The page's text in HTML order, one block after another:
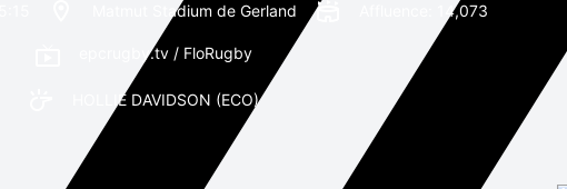
Matmut Stadium de Gerland Affluence: 14,073
epcrugby.tv / FloRugby
HOLLIE DAVIDSON (ECO)